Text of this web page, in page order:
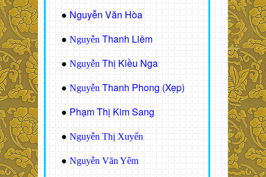
● Nguyễn Văn Hòa
● Nguyễn Thanh Liêm
● Nguyễn Thị Kiều Nga
● Nguyễn Thanh Phong (Xẹp)
● Phạm Thị Kim Sang
● Nguyễn Thị Xuyến
● Nguyễn Văn Yêm